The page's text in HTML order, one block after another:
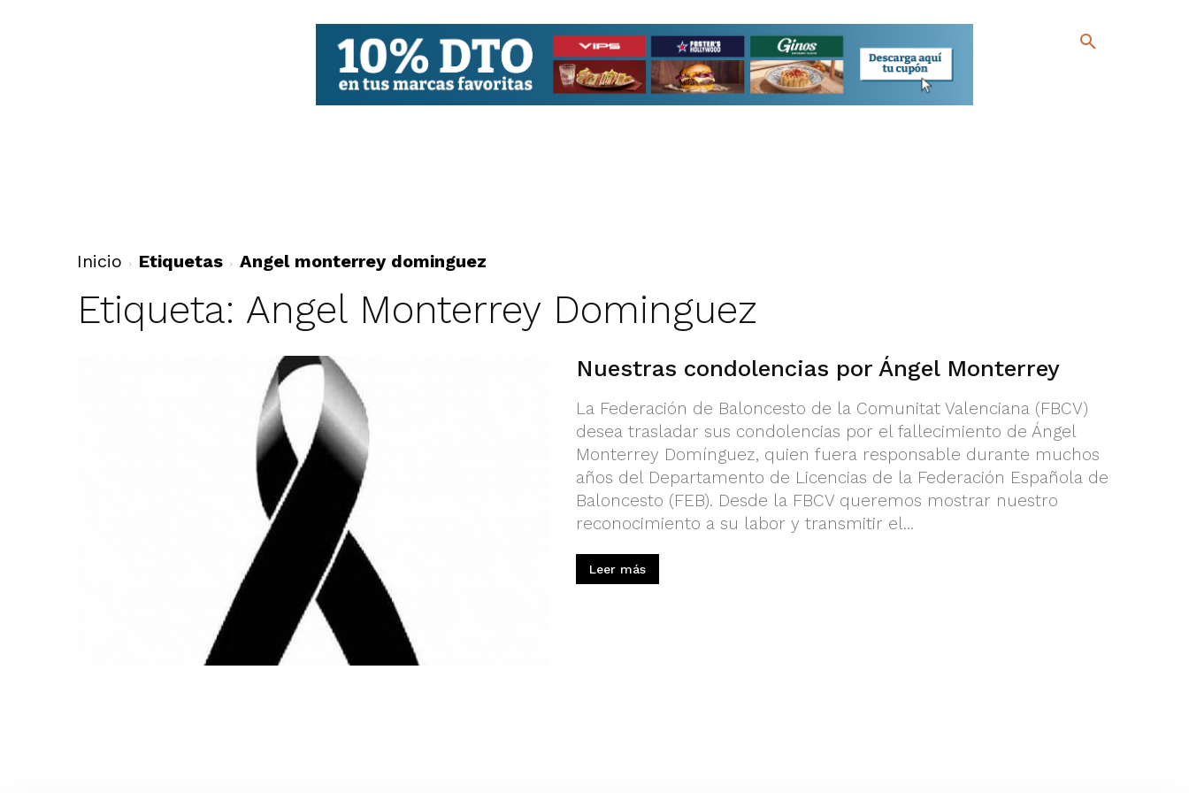
Inicio Etiquetas Angel monterrey dominguez
Etiqueta: Angel Monterrey Dominguez
Nuestras condolencias por Ángel Monterrey
La Federación de Baloncesto de la Comunitat Valenciana (FBCV)
desea trasladar sus condolencias por el fallecimiento de Ángel
Monterrey Domínguez, quien fuera responsable durante muchos
años del Departamento de Licencias de la Federación Española de
Baloncesto (FEB). Desde la FBCV queremos mostrar nuestro
reconocimiento a su labor y transmitir el...
Leer más